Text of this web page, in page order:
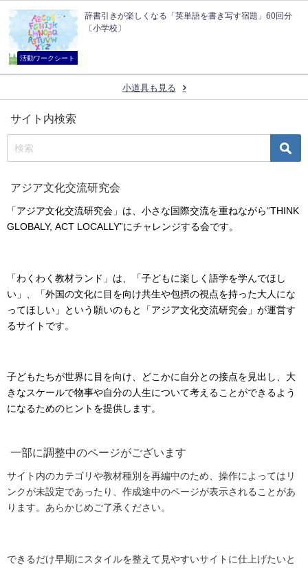
活動ワークシート
辞書引きが楽しくなる「英単語を書き写す宿題」60回分
〔小学校〕
小道具も見る
サイト内検索
アジア文化交流研究会
「アジア文化交流研究会」は、小さな国際交流を重ねながら“THINK
GLOBALY, ACT LOCALLY”にチャレンジする会です。
「わくわく教材ランド」は、「子どもに楽しく語学を学んでほし
い」、「外国の文化に目を向け共生や包摂の視点を持った大人にな
ってほしい」という願いのもと「アジア文化交流研究会」が運営す
るサイトです。
子どもたちが世界に目を向け、どこかに自分との接点を見出し、大
きなスケールで物事や自分の人生について考えることができるよう
になるためのヒントを提供します。
一部に調整中のページがございます
サイト内のカテゴリや教材種別を再編中のため、操作によってはリ
ンクが未設定であったり、作成途中のページが表示されることがあ
ります。あらかじめご了承ください。
できるだけ早期にスタイルを整えて見やすいサイトに仕上げたいと